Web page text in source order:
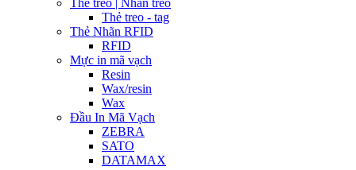
Thẻ treo - tag
Thẻ Nhãn RFID
RFID
Mực in mã vạch
Resin
Wax/resin
Wax
Đầu In Mã Vạch
ZEBRA
SATO
DATAMAX